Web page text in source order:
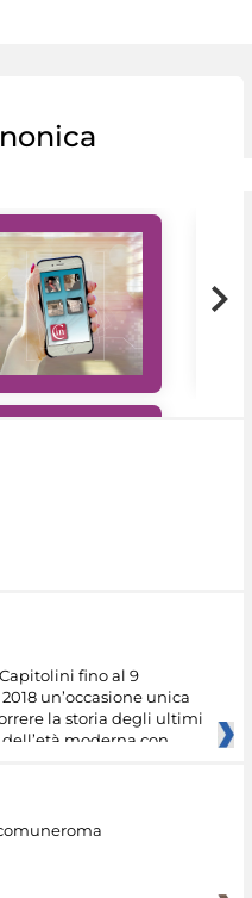
fino al 9
un’occasione unica
la storia degli ultimi
moderna con